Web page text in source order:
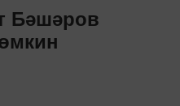
Бәшәров